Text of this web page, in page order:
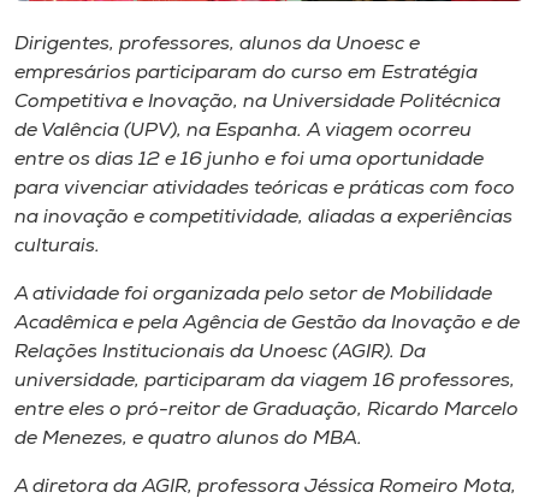
Selecione
o idioma
A+
A-
Dirigentes, professores, alunos da Unoesc e
empresários participaram do curso em Estratégia
Competitiva e Inovação, na Universidade Politécnica
de Valência (UPV), na Espanha. A viagem ocorreu
entre os dias 12 e 16 junho e foi uma oportunidade
para vivenciar atividades teóricas e práticas com foco
na inovação e competitividade, aliadas a experiências
culturais.
A atividade foi organizada pelo setor de Mobilidade
Acadêmica e pela Agência de Gestão da Inovação e de
Relações Institucionais da Unoesc (AGIR). Da
universidade, participaram da viagem 16 professores,
entre eles o pró-reitor de Graduação, Ricardo Marcelo
de Menezes, e quatro alunos do MBA.
A diretora da AGIR, professora Jéssica Romeiro Mota,